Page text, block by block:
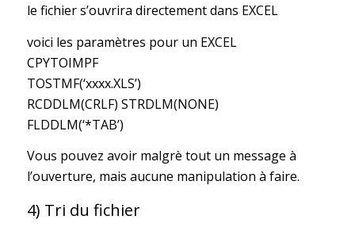
le fichier s’ouvrira directement dans EXCEL
voici les paramètres pour un EXCEL
CPYTOIMPF
TOSTMF(‘xxxx.XLS’)
RCDDLM(CRLF) STRDLM(NONE)
FLDDLM(‘*TAB’)
Vous pouvez avoir malgrè tout un message à
l’ouverture, mais aucune manipulation à faire.
4) Tri du fichier